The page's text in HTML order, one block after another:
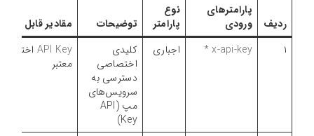
ردیف
پارامترهای
ورودی
نوع
پارامتر
توضیحات
مقادیر قابل
۱
x-api-key * اجباری
کلیدی
اختصاصی
دسترسی به
سرویس‌های
مپ (API
Key)
API Key
معتبر